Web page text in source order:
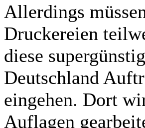
Allerdings
Druckereien
diese
Deutschland
eingehen. Dort
Auflagen